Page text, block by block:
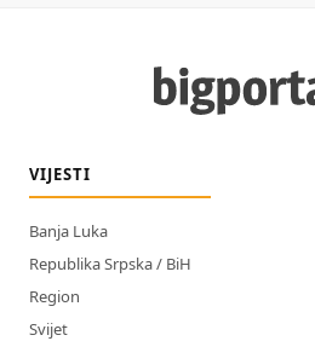
VIJESTI
Banja Luka
Republika Srpska / BiH
Region
Svijet